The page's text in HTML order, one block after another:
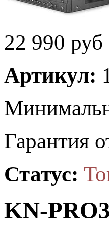
22 990 руб
Артикул:
Гарантия
Статус:
KN-